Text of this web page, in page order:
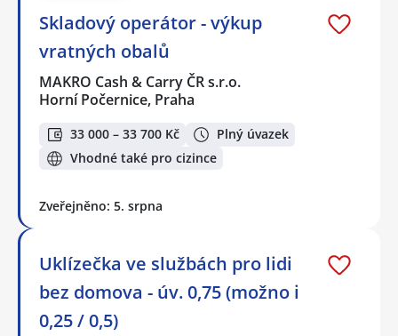
Skladový operátor - výkup
vratných obalů
MAKRO Cash & Carry ČR s.r.o.
Horní Počernice, Praha
33 000 – 33 700 Kč
Plný úvazek
Vhodné také pro cizince
Zveřejněno: 5. srpna
Uklízečka ve službách pro lidi
bez domova - úv. 0,75 (možno i
0,25 / 0,5)